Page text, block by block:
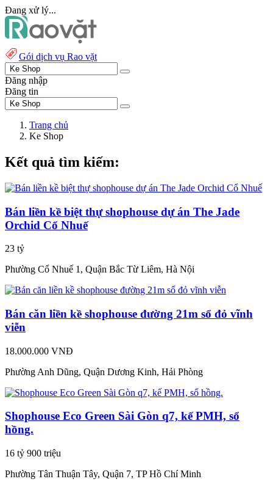
Đang xử lý...
Gói dịch vụ Rao vặt
Đăng nhập
Đăng tin
Trang chủ
Ke Shop
Kết quả tìm kiếm:
Bán liền kề biệt thự shophouse dự án The Jade
Orchid Cổ Nhuế
23 tỷ
Phường Cổ Nhuế 1, Quận Bắc Từ Liêm, Hà Nội
Bán căn liền kề shophouse đường 21m sổ đỏ vĩnh
viễn
18.000.000 VNĐ
Phường Anh Dũng, Quận Dương Kinh, Hải Phòng
Shophouse Eco Green Sài Gòn q7, kế PMH, sổ
hồng.
16 tỷ 900 triệu
Phường Tân Thuận Tây, Quận 7, TP Hồ Chí Minh